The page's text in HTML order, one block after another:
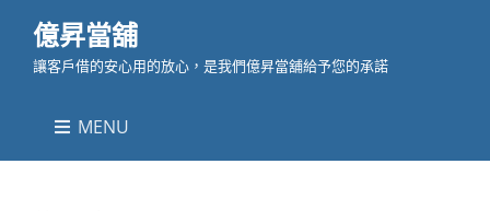
億昇當舖
讓客戶借的安心用的放心，是我們億昇當舖給予您的承諾
MENU